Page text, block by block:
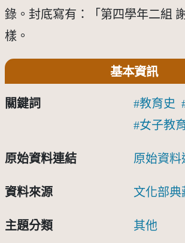
錄。封底寫有：「第四學年二組
樣。
基本資訊
關鍵詞 教育史
女子教
原始資料連結 原始資料
資料來源 文化部典
主題分類 其他